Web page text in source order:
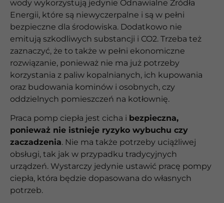
wody wykorzystują jedynie Odnawialne Źródła
Energii, które są niewyczerpalne i są w pełni
bezpieczne dla środowiska. Dodatkowo nie
emitują szkodliwych substancji i CO2. Trzeba też
zaznaczyć, że to także w pełni ekonomiczne
rozwiązanie, ponieważ nie ma już potrzeby
korzystania z paliw kopalnianych, ich kupowania
oraz budowania kominów i osobnych, czy
oddzielnych pomieszczeń na kotłownię.
Praca pomp ciepła jest cicha i bezpieczna,
ponieważ nie istnieje ryzyko wybuchu czy
zaczadzenia. Nie ma także potrzeby uciążliwej
obsługi, tak jak w przypadku tradycyjnych
urządzeń. Wystarczy jedynie ustawić pracę pompy
ciepła, która będzie dopasowana do własnych
potrzeb.